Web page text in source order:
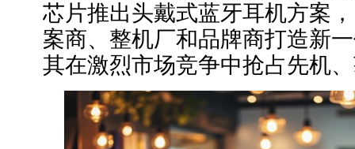
芯片推出头戴式蓝牙耳机方案
案商、整机厂和品牌商打造新
其在激烈市场竞争中抢占先机